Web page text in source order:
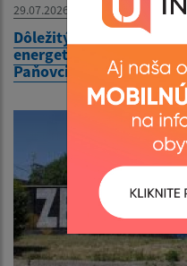
29.07.2026
Dôležitý oznam -
energetickej účinnosti
Paňovciach